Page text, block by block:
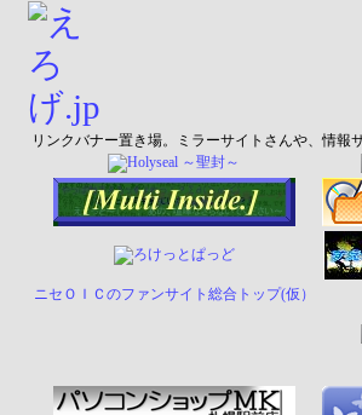
リンクバナー置き場。ミラーサイトさんや、情報
ニセＯＩＣのファンサイト総合トップ(仮）